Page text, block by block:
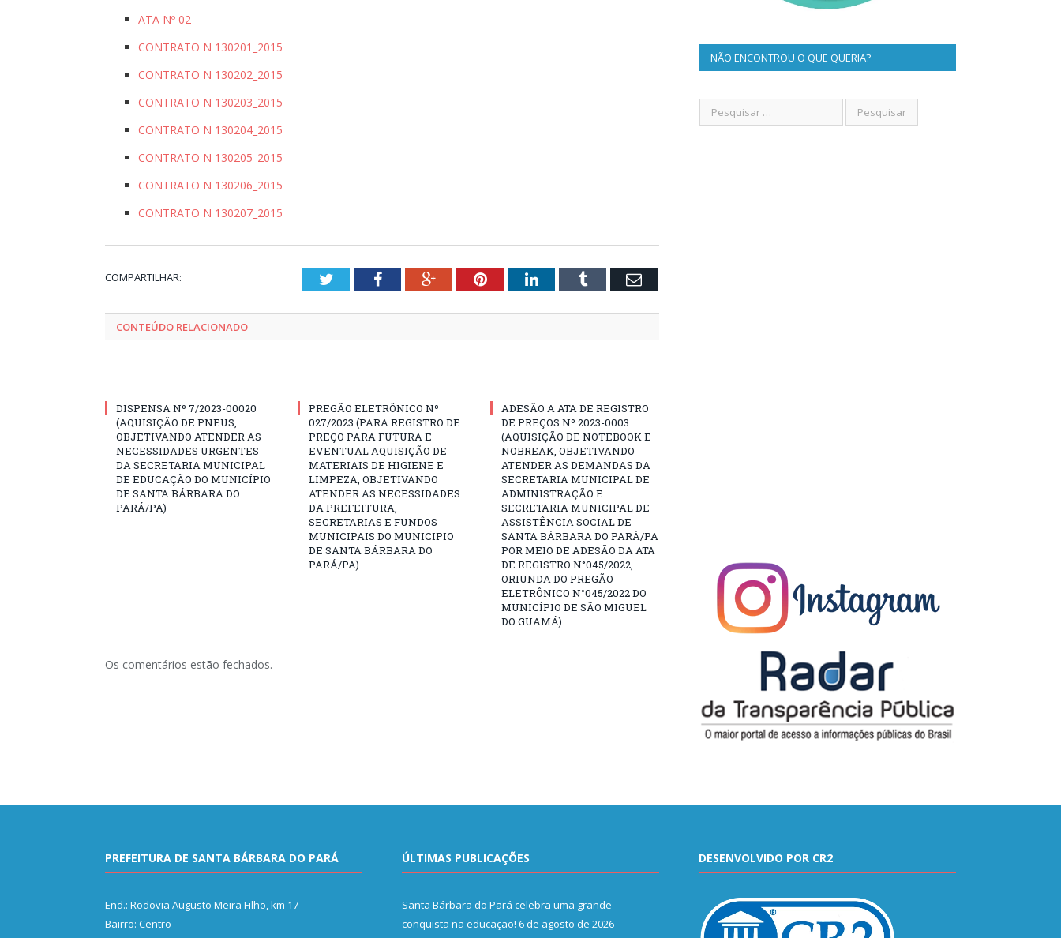
ATA Nº 02
CONTRATO N 130201_2015
CONTRATO N 130202_2015
CONTRATO N 130203_2015
CONTRATO N 130204_2015
CONTRATO N 130205_2015
CONTRATO N 130206_2015
CONTRATO N 130207_2015
COMPARTILHAR: TwitterFacebookGoogle+PinterestLinkedInTumblr Email
CONTEÚDO RELACIONADO
DISPENSA Nº 7/2023-00020
(AQUISIÇÃO DE PNEUS,
OBJETIVANDO ATENDER AS
NECESSIDADES URGENTES
DA SECRETARIA MUNICIPAL
DE EDUCAÇÃO DO MUNICÍPIO
DE SANTA BÁRBARA DO
PARÁ/PA)
PREGÃO ELETRÔNICO Nº
027/2023 (PARA REGISTRO DE
PREÇO PARA FUTURA E
EVENTUAL AQUISIÇÃO DE
MATERIAIS DE HIGIENE E
LIMPEZA, OBJETIVANDO
ATENDER AS NECESSIDADES
DA PREFEITURA,
SECRETARIAS E FUNDOS
MUNICIPAIS DO MUNICIPIO
DE SANTA BÁRBARA DO
PARÁ/PA)
ADESÃO A ATA DE REGISTRO
DE PREÇOS Nº 2023-0003
(AQUISIÇÃO DE NOTEBOOK E
NOBREAK, OBJETIVANDO
ATENDER AS DEMANDAS DA
SECRETARIA MUNICIPAL DE
ADMINISTRAÇÃO E
SECRETARIA MUNICIPAL DE
ASSISTÊNCIA SOCIAL DE
SANTA BÁRBARA DO PARÁ/PA
POR MEIO DE ADESÃO DA ATA
DE REGISTRO N°045/2022,
ORIUNDA DO PREGÃO
ELETRÔNICO N°045/2022 DO
MUNICÍPIO DE SÃO MIGUEL
DO GUAMÁ)
Os comentários estão fechados.
NÃO ENCONTROU O QUE QUERIA?
PREFEITURA DE SANTA BÁRBARA DO PARÁ
End.: Rodovia Augusto Meira Filho, km 17
Bairro: Centro
ÚLTIMAS PUBLICAÇÕES
Santa Bárbara do Pará celebra uma grande
conquista na educação! 6 de agosto de 2026
DESENVOLVIDO POR CR2